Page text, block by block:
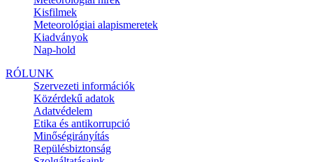
Kisfilmek
Meteorológiai alapismeretek
Kiadványok
Nap-hold
RÓLUNK
Szervezeti információk
Közérdekű adatok
Adatvédelem
Etika és antikorrupció
Minőségirányítás
Repülésbiztonság